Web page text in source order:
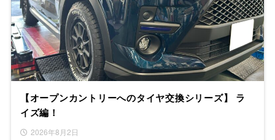
【オープンカントリーへのタイヤ交換シリーズ】 ラ
イズ編！
2026年8月2日